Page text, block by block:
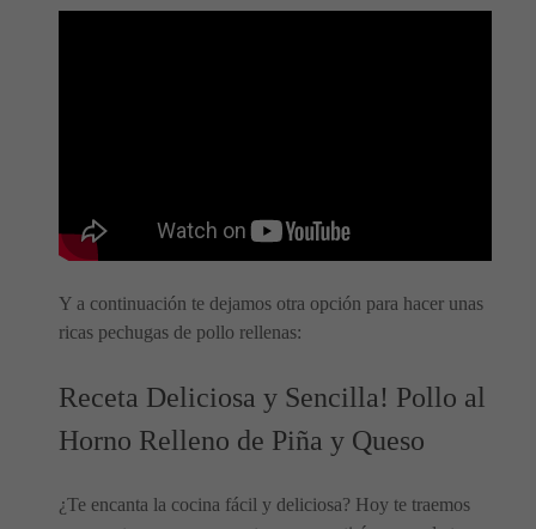
Y a continuación te dejamos otra opción para hacer unas
ricas pechugas de pollo rellenas:
Receta Deliciosa y Sencilla! Pollo al
Horno Relleno de Piña y Queso
¿Te encanta la cocina fácil y deliciosa? Hoy te traemos